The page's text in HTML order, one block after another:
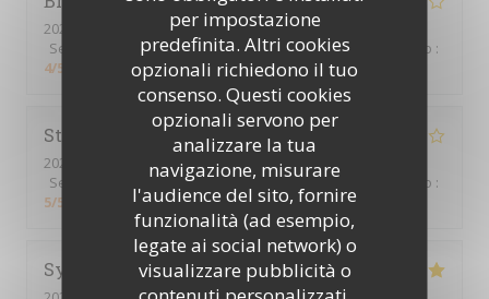
per impostazione
predefinita. Altri cookies
opzionali richiedono il tuo
consenso. Questi cookies
opzionali servono per
analizzare la tua
navigazione, misurare
l'audience del sito, fornire
funzionalità (ad esempio,
legate ai social network) o
visualizzare pubblicità o
2026-07-22
- 13:00 - Ospiti 4
Servizio
Atmosfera:4/5 Cucina:3/5 Qualità / Prezzo :
4/5
Stephen
2026-07-16
- 19:00 - Ospiti 3
Servizio
Atmosfera: 5/5 Cucina:5/5 Qualità / Prezzo :
5/5
Sylvain